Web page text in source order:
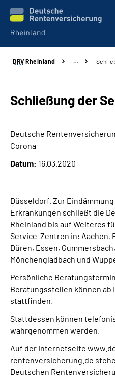
Aktuelles
Beratung und Kontakt
Über uns
Presse
Inhalte in
Leichte Sprache
Suche
Mein
DRV Rheinland …
Schließung der
Deutsche
Corona
Datum: 16.03.2020
Düsseldorf. Zur
Erkrankungen schließt die
Rheinland bis auf Weiteres
Service-Zentren in: Aachen,
Düren, Essen,
Mönchengladbach und
Persönliche
Beratungsstellen können ab
stattfinden.
Stattdessen können
wahrgenommen werden.
Auf der Internetseite
rentenversicherung.de
Deutschen